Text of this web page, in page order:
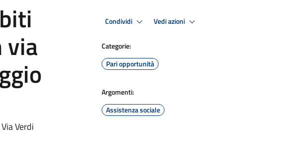
via
Verdi
Condividi Vedi azioni
Categorie:
Pari opportunità
Argomenti:
Assistenza sociale